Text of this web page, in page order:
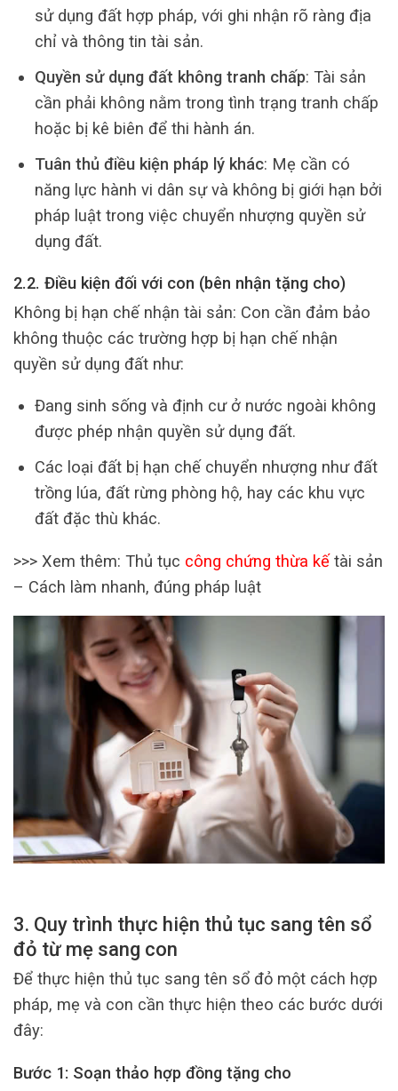
sử dụng đất hợp pháp, với ghi nhận rõ ràng địa
chỉ và thông tin tài sản.
Quyền sử dụng đất không tranh chấp: Tài sản
cần phải không nằm trong tình trạng tranh chấp
hoặc bị kê biên để thi hành án.
Tuân thủ điều kiện pháp lý khác: Mẹ cần có
năng lực hành vi dân sự và không bị giới hạn bởi
pháp luật trong việc chuyển nhượng quyền sử
dụng đất.
2.2. Điều kiện đối với con (bên nhận tặng cho)
Không bị hạn chế nhận tài sản: Con cần đảm bảo
không thuộc các trường hợp bị hạn chế nhận
quyền sử dụng đất như:
Đang sinh sống và định cư ở nước ngoài không
được phép nhận quyền sử dụng đất.
Các loại đất bị hạn chế chuyển nhượng như đất
trồng lúa, đất rừng phòng hộ, hay các khu vực
đất đặc thù khác.
>>> Xem thêm: Thủ tục công chứng thừa kếtài sản
– Cách làm nhanh, đúng pháp luật
3. Quy trình thực hiện thủ tục sang tên sổ
đỏ từ mẹ sang con
Để thực hiện thủ tục sang tên sổ đỏ một cách hợp
pháp, mẹ và con cần thực hiện theo các bước dưới
đây:
Bước 1: Soạn thảo hợp đồng tặng cho